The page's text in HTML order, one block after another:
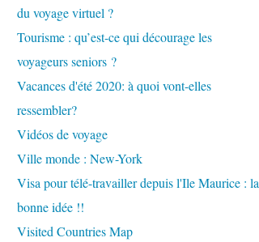
du voyage virtuel ?
Tourisme : qu’est-ce qui décourage les
voyageurs seniors ?
Vacances d'été 2020: à quoi vont-elles
ressembler?
Vidéos de voyage
Ville monde : New-York
Visa pour télé-travailler depuis l'Ile Maurice : la
bonne idée !!
Visited Countries Map